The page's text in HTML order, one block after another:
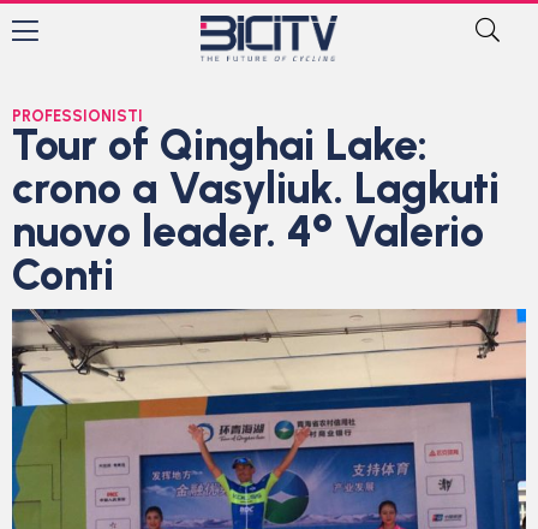
PROFESSIONISTI
Tour of Qinghai Lake:
crono a Vasyliuk. Lagkuti
nuovo leader. 4° Valerio
Conti